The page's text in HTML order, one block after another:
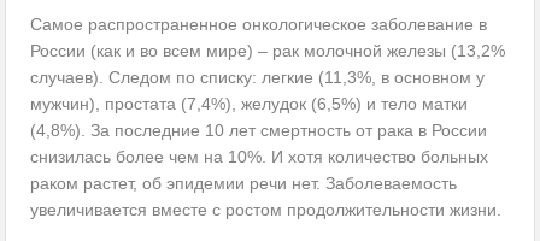
Самое распространенное онкологическое заболевание в
России (как и во всем мире) – рак молочной железы (13,2%
случаев). Следом по списку: легкие (11,3%, в основном у
мужчин), простата (7,4%), желудок (6,5%) и тело матки
(4,8%). За последние 10 лет смертность от рака в России
снизилась более чем на 10%. И хотя количество больных
раком растет, об эпидемии речи нет. Заболеваемость
увеличивается вместе с ростом продолжительности жизни.